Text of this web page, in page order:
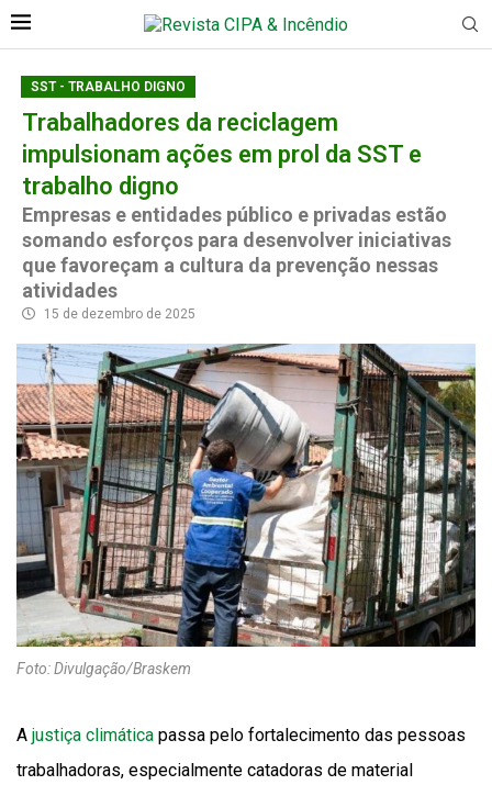
SST - TRABALHO DIGNO
Trabalhadores da reciclagem
impulsionam ações em prol da SST e
trabalho digno
Empresas e entidades público e privadas estão
somando esforços para desenvolver iniciativas
que favoreçam a cultura da prevenção nessas
atividades
15 de dezembro de 2025
Foto: Divulgação/Braskem
A justiça climática passa pelo fortalecimento das pessoas
trabalhadoras, especialmente catadoras de material